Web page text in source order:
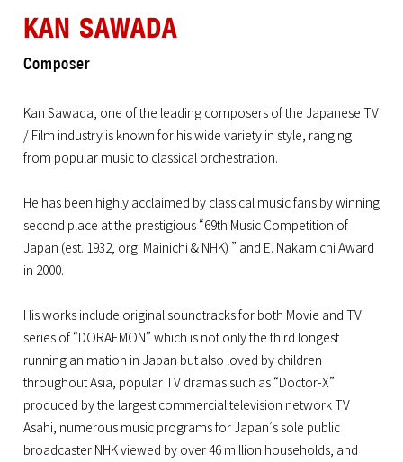
KAN SAWADA
Composer
Kan Sawada, one of the leading composers of the Japanese TV
/ Film industry is known for his wide variety in style, ranging
from popular music to classical orchestration.
He has been highly acclaimed by classical music fans by winning
second place at the prestigious “69th Music Competition of
Japan (est. 1932, org. Mainichi & NHK) ” and E. Nakamichi Award
in 2000.
His works include original soundtracks for both Movie and TV
series of “DORAEMON” which is not only the third longest
running animation in Japan but also loved by children
throughout Asia, popular TV dramas such as “Doctor-X”
produced by the largest commercial television network TV
Asahi, numerous music programs for Japan’s sole public
broadcaster NHK viewed by over 46 million households, and